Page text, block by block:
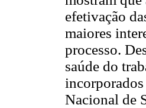
efetivação
maiores
processo.
saúde do
Nacional de